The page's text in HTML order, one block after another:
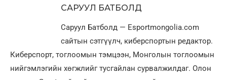
САРУУЛ БАТБОЛД
Саруул Батболд — Esportmongolia.com
сайтын сэтгүүлч, киберспортын редактор.
Киберспорт, тоглоомын тэмцээн, Монголын тоглоомын
нийгэмлэгийн хөгжлийг тусгайлан сурвалжилдаг. Олон